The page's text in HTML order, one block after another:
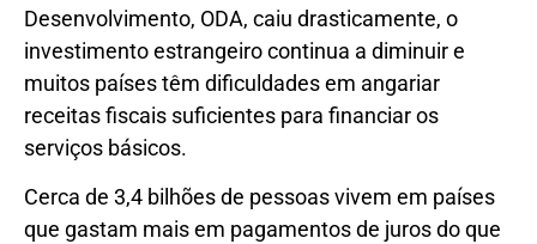
Desenvolvimento, ODA, caiu drasticamente, o
investimento estrangeiro continua a diminuir e
muitos países têm dificuldades em angariar
receitas fiscais suficientes para financiar os
serviços básicos.
Cerca de 3,4 bilhões de pessoas vivem em países
que gastam mais em pagamentos de juros do que